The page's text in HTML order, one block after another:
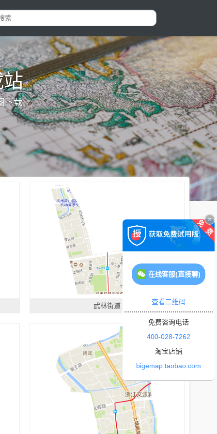
下载
武林街道
在线客服(直接聊)
查看二维码
免费咨询电话
400-028-7262
淘宝店铺
bigemap.taobao.com